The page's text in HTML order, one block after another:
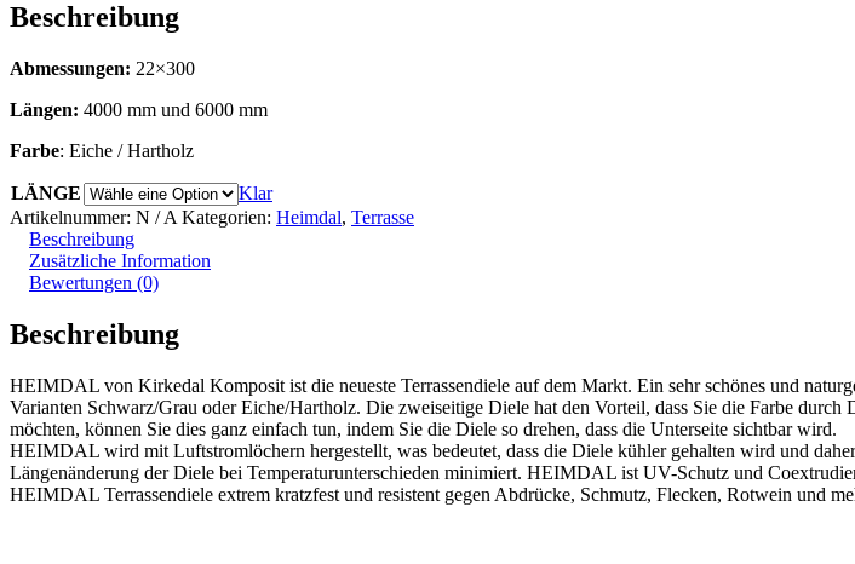
€155,95
Beschreibung
Abmessungen: 22×300
Längen: 4000 mm und 6000 mm
Farbe: Eiche / Hartholz
LÄNGE
Klar
Artikelnummer: N / A Kategorien: Heimdal, Terrasse
Beschreibung
Zusätzliche Information
Bewertungen (0)
Beschreibung
HEIMDAL von Kirkedal Komposit ist die neueste Terrassendiele auf dem Markt. Ein sehr schönes und
Varianten Schwarz/Grau oder Eiche/Hartholz. Die zweiseitige Diele hat den Vorteil, dass Sie die Farbe
möchten, können Sie dies ganz einfach tun, indem Sie die Diele so drehen, dass die Unterseite sichtbar wird.
HEIMDAL wird mit Luftstromlöchern hergestellt, was bedeutet, dass die Diele kühler gehalten wird und
Längenänderung der Diele bei Temperaturunterschieden minimiert. HEIMDAL ist UV-Schutz und
HEIMDAL Terrassendiele extrem kratzfest und resistent gegen Abdrücke, Schmutz, Flecken, Rotwein und